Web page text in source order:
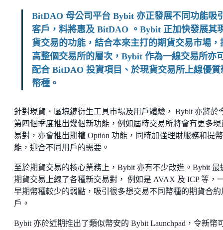
BitDAO 母公司平台 Bybit 亦正發展不同功能吸
客戶，料將惠及 BitDAO 。Bybit 正加快發展其
貨交易的功能，結合本來主打的期貨交易市場，
高整個交易所的層次，Bybit 作為一線交易所亦
配合 BitDAO 投資項目、於現貨交易所上線優質
幣種。
針對現貨、區塊鏈衍生工具市場及用戶體驗， Bybit 亦將於
第四個季度推出幾個新功能，例如屆時交易所將會有更多現
易對，亦會推出期權 Option 功能，同時加強理財服務和提
能，迎合不同用戶的需要。
至於期貨交易的核心業務上，Bybit 亦有不少改進。Bybit 最
期貨交易上線了各種新交易對， 例如是 AVAX 及 ICP 等，
早期幣種較少的弱點，吸引很多想交易不同幣種的期貨合約
戶。
Bybit 亦於近期推出了類似幣安的 Bybit Launchpad，令新幣